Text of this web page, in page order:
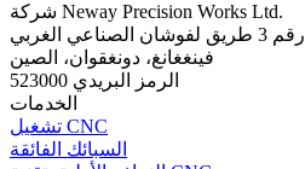
شركة Neway Precision Works Ltd.
رقم 3 طريق لفوشان الصناعي الغربي
فينغغانغ، دونغقوان، الصين
الرمز البريدي 523000
الخدمات
تشغيل CNC
السبائك الفائقة